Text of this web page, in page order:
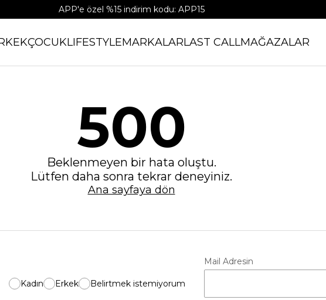
APP'e özel %15 indirim kodu: APP15
ÇOCUKLIFESTYLEMARKALARLAST CALLMAĞAZALAR
500
Beklenmeyen bir hata oluştu.
Lütfen daha sonra tekrar deneyiniz.
Ana sayfaya dön
Kadın Erkek Belirtmek istemiyorum
Mail Adresin